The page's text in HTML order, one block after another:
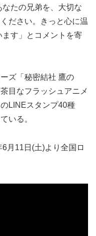
たの兄弟を、大切な
ださい。きっと心に温
す」とコメントを寄
ズ「秘密結社 鷹の
目なフラッシュアニメ
LINEスタンプ40種
いる。
月11日(土)より全国ロ